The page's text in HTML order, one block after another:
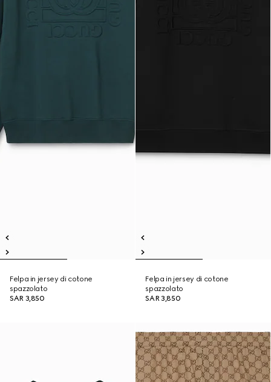
Felpa in jersey di cotone
spazzolato
SAR 3,850
Felpa in jersey di cotone
spazzolato
SAR 3,850